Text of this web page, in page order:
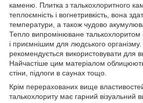
каменю. Плитка з талькохлоритного
теплоємність і вогнетривкість, вона
температури, а також чудово
Тепло випромінюване
і приємнішим для людського
рекомендується використовувати для
Найчастіше цим матеріалом
стіни, підлоги в саунах тощо.
Крім перерахованих вище
талькохлориту має гарний візуальний